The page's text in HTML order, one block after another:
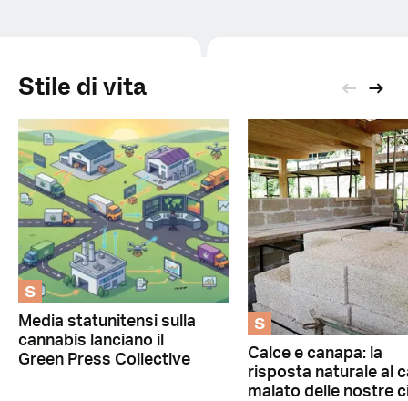
Stile di vita
S
Media statunitensi sulla
cannabis lanciano il
Green Press Collective
S
Calce e canapa: la
risposta naturale al
malato delle nostre